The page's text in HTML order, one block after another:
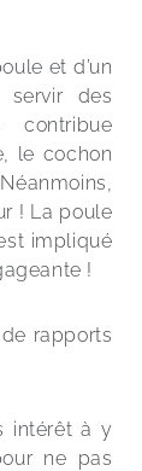
et d’un
des
le cochon
! La poule
impliqué
!
rapports
intérêt à y
ne pas